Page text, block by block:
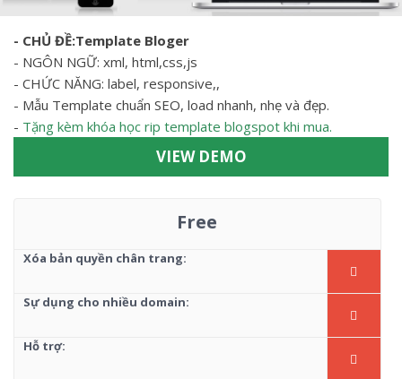
- CHỦ ĐỀ:Template Bloger
- NGÔN NGỮ: xml, html,css,js
- CHỨC NĂNG: label, responsive,,
- Mẫu Template chuẩn SEO, load nhanh, nhẹ và đẹp.
- Tặng kèm khóa học rip template blogspot khi mua.
VIEW DEMO
Free
Xóa bản quyền chân trang:
Sự dụng cho nhiều domain:
Hỗ trợ: